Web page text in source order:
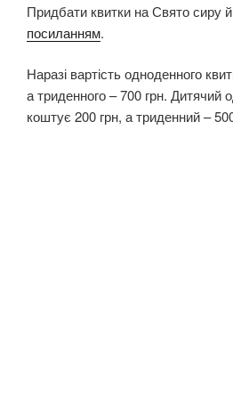
Придбати квитки на Свято сиру
посиланням.
Наразі вартість одноденного
а триденного – 700 грн. Дитячий
коштує 200 грн, а триденний –